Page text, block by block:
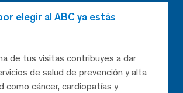
elegir al ABC ya estás
de tus visitas contribuyes a dar
de salud de prevención y alta
como cáncer, cardiopatías y